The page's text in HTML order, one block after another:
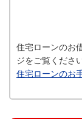
住宅ローンのお
ジをご覧ください
住宅ローンのお